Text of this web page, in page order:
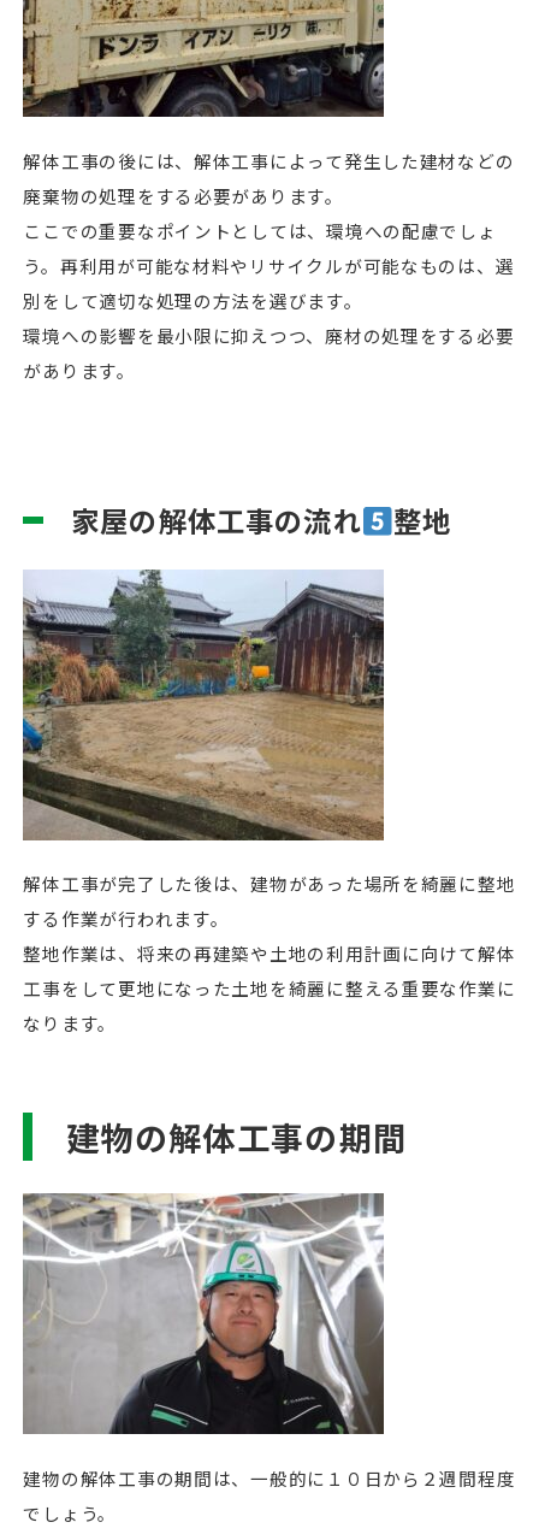
解体工事の後には、解体工事によって発生した建材などの
廃棄物の処理をする必要があります。
ここでの重要なポイントとしては、環境への配慮でしょ
う。再利用が可能な材料やリサイクルが可能なものは、選
別をして適切な処理の方法を選びます。
環境への影響を最小限に抑えつつ、廃材の処理をする必要
があります。
家屋の解体工事の流れ 整地
解体工事が完了した後は、建物があった場所を綺麗に整地
する作業が行われます。
整地作業は、将来の再建築や土地の利用計画に向けて解体
工事をして更地になった土地を綺麗に整える重要な作業に
なります。
建物の解体工事の期間
建物の解体工事の期間は、一般的に１０日から２週間程度
でしょう。